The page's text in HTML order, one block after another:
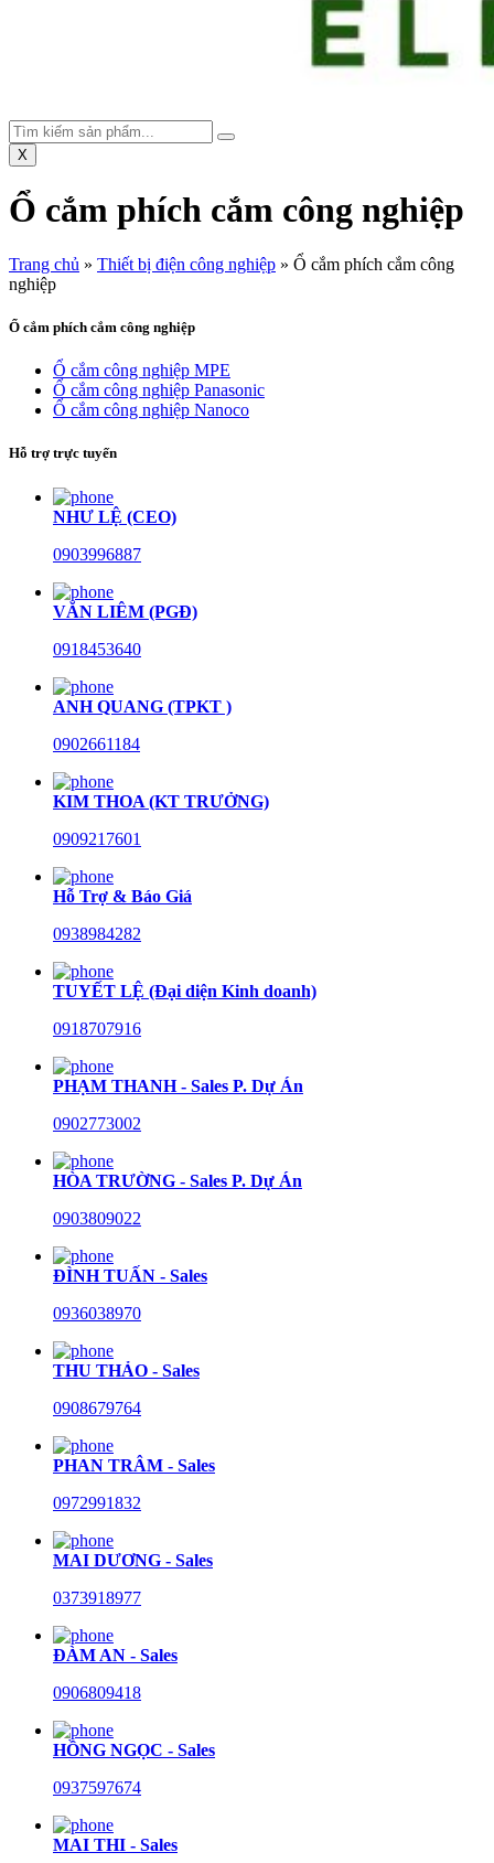
X
Ổ cắm phích cắm công nghiệp
Trang chủ » Thiết bị điện công nghiệp » Ổ cắm phích cắm công
nghiệp
Ổ cắm phích cắm công nghiệp
Ổ cắm công nghiệp MPE
Ổ cắm công nghiệp Panasonic
Ổ cắm công nghiệp Nanoco
Hỗ trợ trực tuyến
NHƯ LỆ (CEO)
0903996887
VĂN LIÊM (PGĐ)
0918453640
ANH QUANG (TPKT )
0902661184
KIM THOA (KT TRƯỞNG)
0909217601
Hỗ Trợ & Báo Giá
0938984282
TUYẾT LỆ (Đại diện Kinh doanh)
0918707916
PHẠM THANH - Sales P. Dự Án
0902773002
HÒA TRƯỜNG - Sales P. Dự Án
0903809022
ĐÌNH TUẤN - Sales
0936038970
THU THẢO - Sales
0908679764
PHAN TRÂM - Sales
0972991832
MAI DƯƠNG - Sales
0373918977
ĐÀM AN - Sales
0906809418
HỒNG NGỌC - Sales
0937597674
MAI THI - Sales